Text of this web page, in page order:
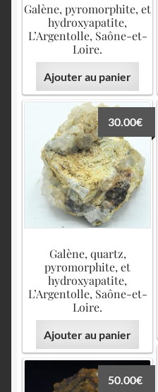
Galène, pyromorphite, et
hydroxyapatite,
L’Argentolle, Saône-et-
Loire.
Ajouter au panier
Galène, quartz,
pyromorphite, et
hydroxyapatite,
L’Argentolle, Saône-et-
Loire.
30.00€
Ajouter au panier
50.00€